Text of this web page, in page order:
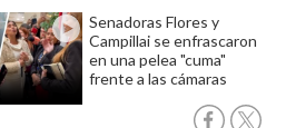
Senadoras Flores y
Campillai se enfrascaron
en una pelea "cuma"
frente a las cámaras